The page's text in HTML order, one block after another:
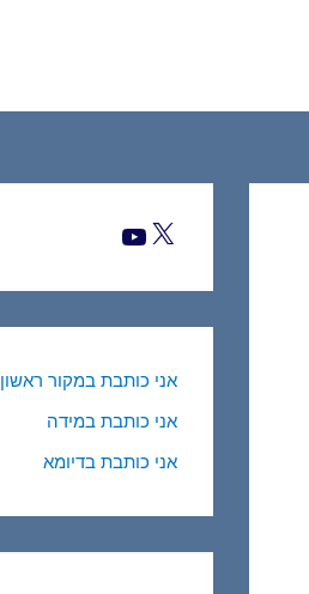
אני כותבת במקור ראשון
אני כותבת במידה
אני כותבת בדיומא